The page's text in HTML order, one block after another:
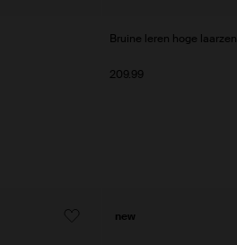
Bruine leren hoge laarzen
209.99
new